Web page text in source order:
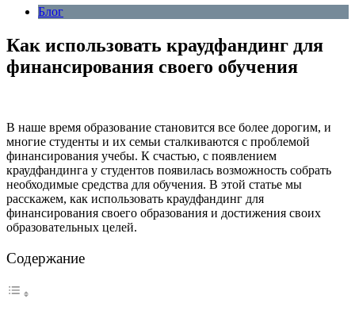
Блог
Как использовать краудфандинг для
финансирования своего обучения
В наше время образование становится все более дорогим, и
многие студенты и их семьи сталкиваются с проблемой
финансирования учебы. К счастью, с появлением
краудфандинга у студентов появилась возможность собрать
необходимые средства для обучения. В этой статье мы
расскажем, как использовать краудфандинг для
финансирования своего образования и достижения своих
образовательных целей.
Содержание